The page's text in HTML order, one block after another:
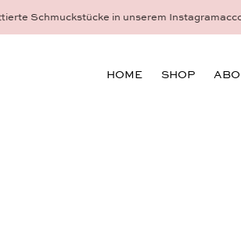
Schmuck - 18 Karat Gold und
HOME SHOP